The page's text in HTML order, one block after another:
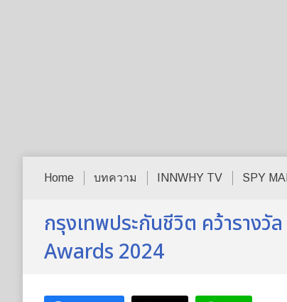
Home บทความ INNWHY TV SPY
กรุงเทพประกันชีวิต คว้าราง
Awards 2024